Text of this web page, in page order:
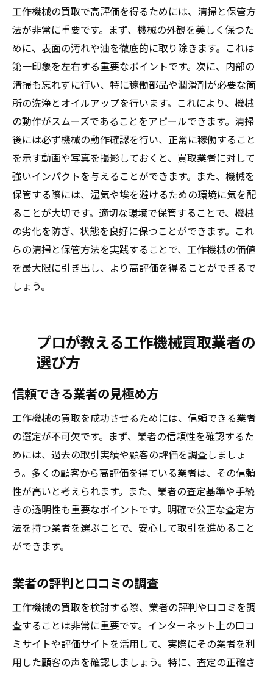
工作機械の買取で高評価を得るためには、清掃と保管方
法が非常に重要です。まず、機械の外観を美しく保つた
めに、表面の汚れや油を徹底的に取り除きます。これは
第一印象を左右する重要なポイントです。次に、内部の
清掃も忘れずに行い、特に稼働部品や潤滑剤が必要な箇
所の洗浄とオイルアップを行います。これにより、機械
の動作がスムーズであることをアピールできます。清掃
後には必ず機械の動作確認を行い、正常に稼働すること
を示す動画や写真を撮影しておくと、買取業者に対して
強いインパクトを与えることができます。また、機械を
保管する際には、湿気や埃を避けるための環境に気を配
ることが大切です。適切な環境で保管することで、機械
の劣化を防ぎ、状態を良好に保つことができます。これ
らの清掃と保管方法を実践することで、工作機械の価値
を最大限に引き出し、より高評価を得ることができるで
しょう。
プロが教える工作機械買取業者の
選び方
信頼できる業者の見極め方
工作機械の買取を成功させるためには、信頼できる業者
の選定が不可欠です。まず、業者の信頼性を確認するた
めには、過去の取引実績や顧客の評価を調査しましょ
う。多くの顧客から高評価を得ている業者は、その信頼
性が高いと考えられます。また、業者の査定基準や手続
きの透明性も重要なポイントです。明確で公正な査定方
法を持つ業者を選ぶことで、安心して取引を進めること
ができます。
業者の評判と口コミの調査
工作機械の買取を検討する際、業者の評判や口コミを調
査することは非常に重要です。インターネット上の口コ
ミサイトや評価サイトを活用して、実際にその業者を利
用した顧客の声を確認しましょう。特に、査定の正確さ